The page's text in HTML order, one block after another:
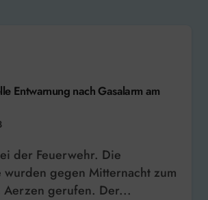
Entwarnung nach Gasalarm am
wurden gegen Mitternacht zum
Aerzen gerufen. Der...